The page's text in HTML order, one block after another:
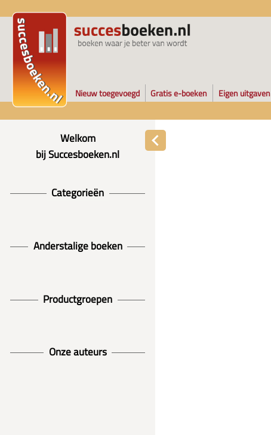
Nieuw toegevoegd Gratis e-boeken Eigen uitgaven
Welkom
bij Succesboeken.nl
Categorieën
Anderstalige boeken
Productgroepen
Onze auteurs